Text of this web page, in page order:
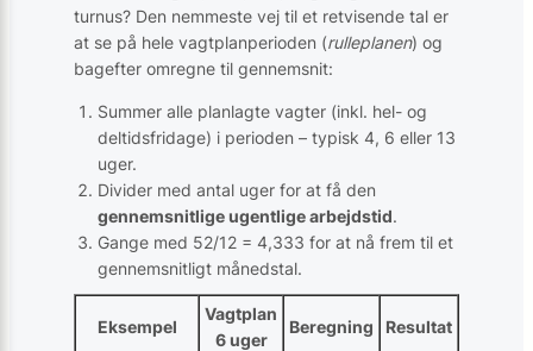
turnus? Den nemmeste vej til et retvisende tal er
at se på hele vagtplanperioden (rulleplanen) og
bagefter omregne til gennemsnit:
Summer alle planlagte vagter (inkl. hel- og
deltidsfridage) i perioden – typisk 4, 6 eller 13
uger.
Divider med antal uger for at få den
gennemsnitlige ugentlige arbejdstid.
Gange med 52/12 = 4,333 for at nå frem til et
gennemsnitligt månedstal.
Eksempel
Vagtplan
6 uger
Beregning Resultat